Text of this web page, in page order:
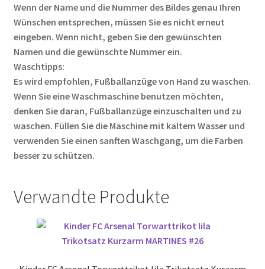
Wenn der Name und die Nummer des Bildes genau Ihren
Wünschen entsprechen, müssen Sie es nicht erneut
eingeben. Wenn nicht, geben Sie den gewünschten
Namen und die gewünschte Nummer ein.
Waschtipps:
Es wird empfohlen, Fußballanzüge von Hand zu waschen.
Wenn Sie eine Waschmaschine benutzen möchten,
denken Sie daran, Fußballanzüge einzuschalten und zu
waschen. Füllen Sie die Maschine mit kaltem Wasser und
verwenden Sie einen sanften Waschgang, um die Farben
besser zu schützen.
Verwandte Produkte